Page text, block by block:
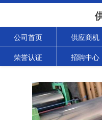
公司首页 供应商机
荣誉认证 招聘中心